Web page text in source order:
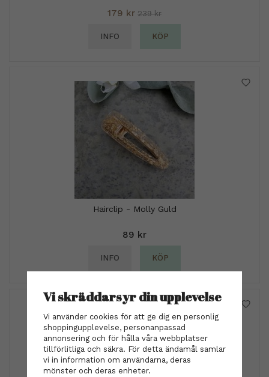
179 kr 239 kr
INFO KÖP
Hairclip - Molly Guld
89 kr
INFO KÖP
Vi skräddarsyr din upplevelse
Vi använder cookies för att ge dig en personlig
shoppingupplevelse, personanpassad
annonsering och för hålla våra webbplatser
tillförlitliga och säkra. För detta ändamål samlar
vi in information om användarna, deras
mönster och deras enheter.